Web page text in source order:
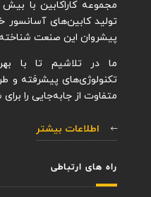
تولید کابین‌های
پیشروان این صنعت
ما در تلاشیم تا با
تکنولوژی‌های پیشرفته و
متفاوت از جابه‌جایی را
راه های ارتباطی